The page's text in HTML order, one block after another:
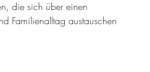
die sich über einen
Familienalltag austauschen